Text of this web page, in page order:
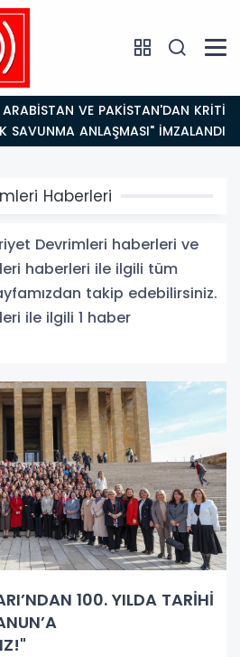
ANLAŞMASI" İMZALANDI!
Haberleri
Devrimleri haberleri ve
haberleri ile ilgili tüm
takip edebilirsiniz.
ile ilgili 1 haber
100. YILDA TARİHİ